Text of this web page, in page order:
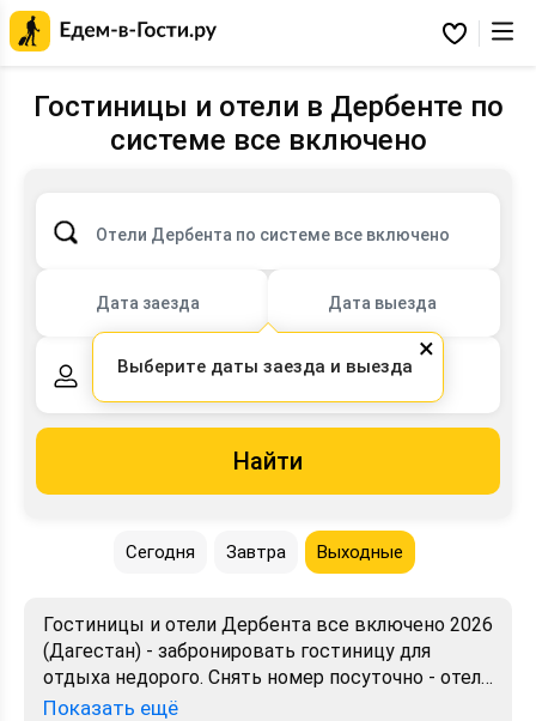
Избранное
Гостиницы и отели в Дербенте по
системе все включено
Отели Дербента по системе все включено
Дата заезда Дата выезда
2 взрослых, 0 детей
Найти
Сегодня Завтра Выходные
Гостиницы и отели Дербента все включено 2026
(Дагестан) - забронировать гостиницу для
отдыха недорого. Снять номер посуточно - отели
в Дербенте. Лучшие цены, отзывы, фото, карта,
Показать ещё
×
Выберите даты заезда и выезда